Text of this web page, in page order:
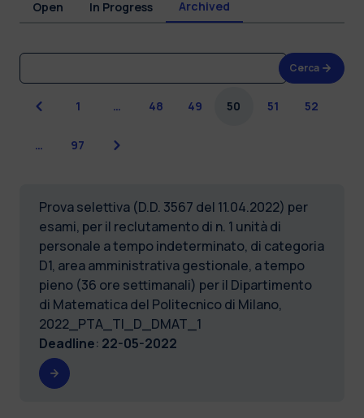
Open In Progress Archived
Cerca
Previous
1 … 48 49 50 51 52
… 97 Next
Prova selettiva (D.D. 3567 del 11.04.2022) per
esami, per il reclutamento di n. 1 unità di
personale a tempo indeterminato, di categoria
D1, area amministrativa gestionale, a tempo
pieno (36 ore settimanali) per il Dipartimento
di Matematica del Politecnico di Milano,
2022_PTA_TI_D_DMAT_1
Deadline: 22-05-2022